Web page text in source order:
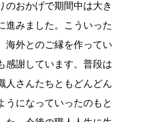
のおかげで期間中は大き
進みました。こういった
海外とのご縁を作ってい
感謝しています。普段は
人さんたちともどんどん
うになっていったのもと